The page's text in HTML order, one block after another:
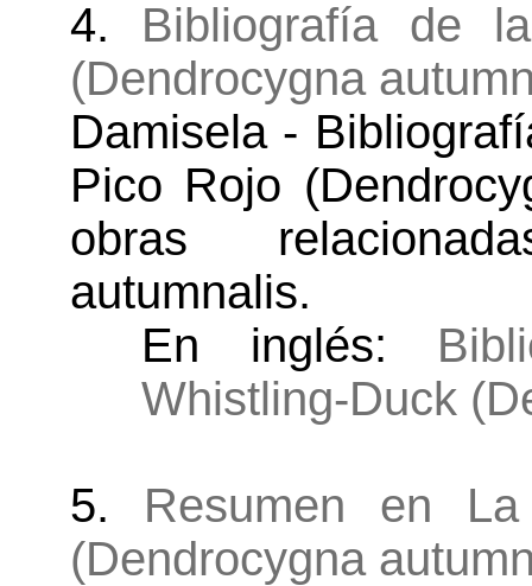
4. Bibliografía de
(Dendrocygna
Damisela -
Pico Rojo
obras
autumnalis.
En inglés:
Whistling-Duck
5. Resumen en
(Dendrocygna